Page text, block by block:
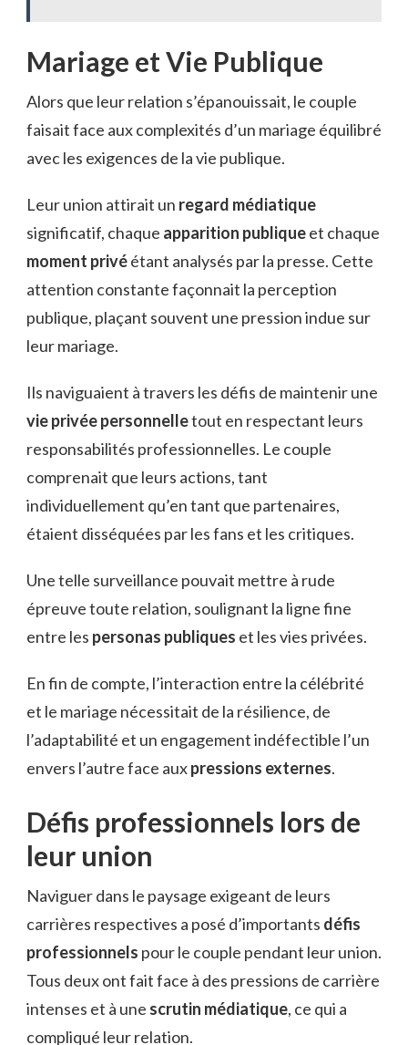
Mariage et Vie Publique
Alors que leur relation s’épanouissait, le couple
faisait face aux complexités d’un mariage équilibré
avec les exigences de la vie publique.
Leur union attirait un regard médiatique
significatif, chaque apparition publiqueet chaque
moment privéétant analysés par la presse. Cette
attention constante façonnait la perception
publique, plaçant souvent une pression indue sur
leur mariage.
Ils naviguaient à travers les défis de maintenir une
vie privée personnelletout en respectant leurs
responsabilités professionnelles. Le couple
comprenait que leurs actions, tant
individuellement qu’en tant que partenaires,
étaient disséquées par les fans et les critiques.
Une telle surveillance pouvait mettre à rude
épreuve toute relation, soulignant la ligne fine
entre les personas publiques et les vies privées.
En fin de compte, l’interaction entre la célébrité
et le mariage nécessitait de la résilience, de
l’adaptabilité et un engagement indéfectible l’un
envers l’autre face auxpressions externes.
Défis professionnels lors de
leur union
Naviguer dans le paysage exigeant de leurs
carrières respectives a posé d’importants défis
professionnels pour le couple pendant leur union.
Tous deux ont fait face à des pressions de carrière
intenses et à une scrutin médiatique, ce qui a
compliqué leur relation.